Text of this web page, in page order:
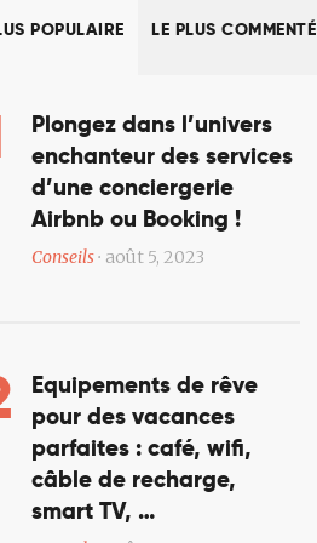
POPULAIRE LE PLUS COMMENTÉ
Plongez dans l’univers
enchanteur des services
d’une conciergerie
Airbnb ou Booking !
Conseils août 5, 2023
Équipements de rêve
pour des vacances
parfaites : café, wifi,
câble de recharge,
smart TV, …